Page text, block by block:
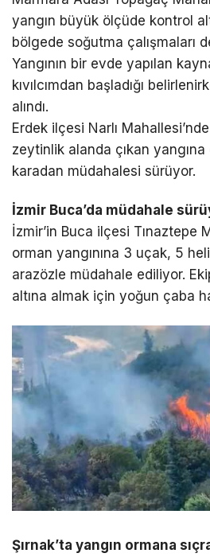
yangın büyük ölçüde kontrol
bölgede soğutma çalışmaları
Yangının bir evde yapılan
kıvılcımdan başladığı
alındı.
Erdek ilçesi Narlı
zeytinlik alanda çıkan
karadan müdahalesi sürüyor.
İzmir Buca’da müdahale
İzmir’in Buca ilçesi Tınaztepe
orman yangınına 3 uçak, 5
arazözle müdahale ediliyor.
altına almak için yoğun çaba
Şırnak’ta yangın ormana